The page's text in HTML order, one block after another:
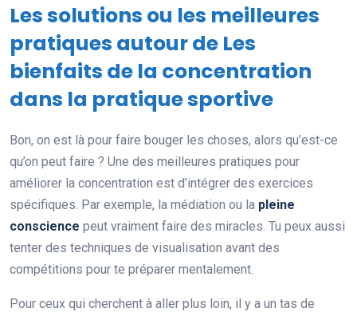
Les solutions ou les meilleures
pratiques autour de Les
bienfaits de la concentration
dans la pratique sportive
Bon, on est là pour faire bouger les choses, alors qu’est-ce
qu’on peut faire ? Une des meilleures pratiques pour
améliorer la concentration est d’intégrer des exercices
spécifiques. Par exemple, la médiation ou la pleine
conscience peut vraiment faire des miracles. Tu peux aussi
tenter des techniques de visualisation avant des
compétitions pour te préparer mentalement.
Pour ceux qui cherchent à aller plus loin, il y a un tas de